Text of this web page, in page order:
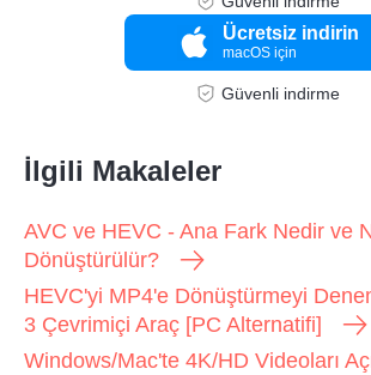
Ücretsiz indirin
macOS için
Güvenli indirme
İlgili Makaleler
AVC ve HEVC - Ana Fark Nedir ve
Dönüştürülür?
HEVC'yi MP4'e Dönüştürmeyi
3 Çevrimiçi Araç [PC Alternatifi]
Windows/Mac'te 4K/HD Videoları